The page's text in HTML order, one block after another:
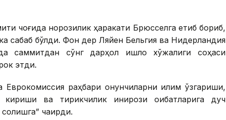
чоғида норозилик ҳаракати Брюсселга етиб бориб,
сабаб бўлди. Фон дер Ляйен Бельгия ва Нидерландия
саммитдан сўнг дарҳол қишлоқ хўжалиги соҳаси
этди.
раҳбари қонунчиларни иқлим ўзгариши,
ва тирикчилик инқирози оқибатларига дуч
чақирди.